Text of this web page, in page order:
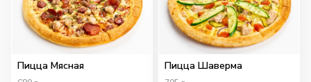
Пицца Мясная Пицца Шаверма